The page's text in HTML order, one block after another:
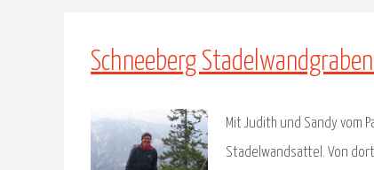
Schneeberg
Mit Judith und Sandy vom
Stadelwandsattel. Von